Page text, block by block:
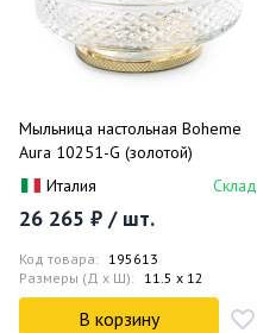
Мыльница настольная Boheme
Aura 10251-G (золотой)
Италия
Склад
26 265 ₽ / шт.
Код товара: 195613
Размеры (Д x Ш): 11.5 x 12
В корзину